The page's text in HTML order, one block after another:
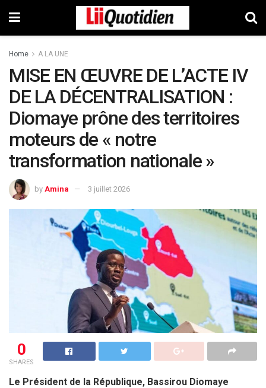
Home A LA UNE
MISE EN ŒUVRE DE L’ACTE IV
DE LA DÉCENTRALISATION :
Diomaye prône des territoires
moteurs de « notre
transformation nationale »
by Amina 3 juillet 2026
0
SHARES
Le Président de la République, Bassirou Diomaye